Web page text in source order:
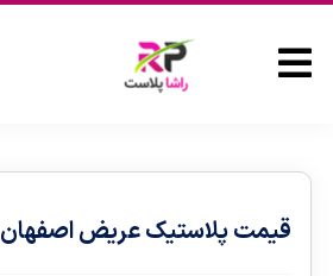
قیمت پلاستیک عریض اصفهان